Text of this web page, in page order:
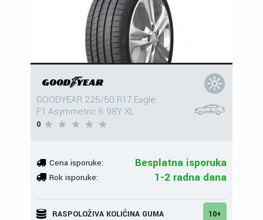
GOODYEAR 225/50 R17 Eagle
F1 Asymmetric 6 98Y XL
0
Cena isporuke: Besplatna isporuka
Rok isporuke: 1-2 radna dana
RASPOLOŽIVA KOLIČINA GUMA 10+